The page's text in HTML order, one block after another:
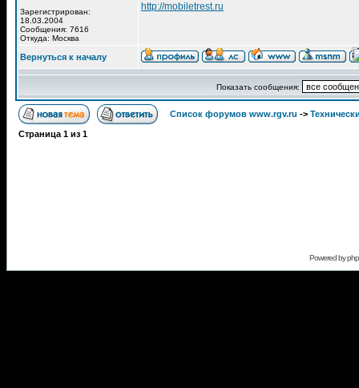
Зарегистрирован:
18.03.2004
Сообщения: 7616
Откуда: Москва
http://mobiletrest.ru
Вернуться к началу
Показать сообщения:
Список форумов www.rgv.ru ->
Страница 1 из 1
Powered by